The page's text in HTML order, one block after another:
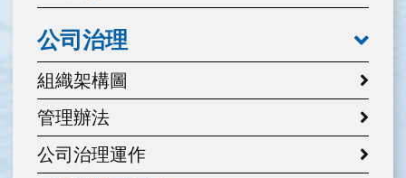
公司治理
組織架構圖
管理辦法
公司治理運作